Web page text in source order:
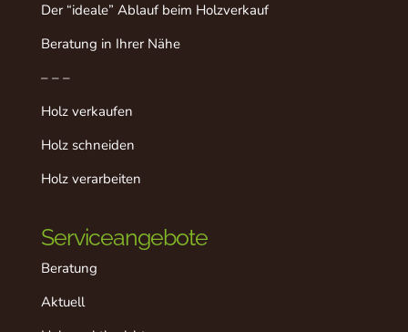
Der “ideale” Ablauf beim Holzverkauf
Beratung in Ihrer Nähe
– – –
Holz verkaufen
Holz schneiden
Holz verarbeiten
Serviceangebote
Beratung
Aktuell